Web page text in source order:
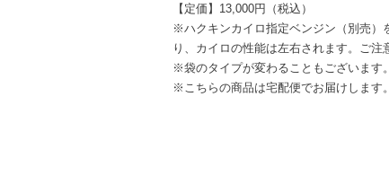
【定価】13,000円（税込）
※ハクキンカイロ指定ベンジン（別売）
り、カイロの性能は左右されます。ご注
※袋のタイプが変わることもございます。
※こちらの商品は宅配便でお届けします。